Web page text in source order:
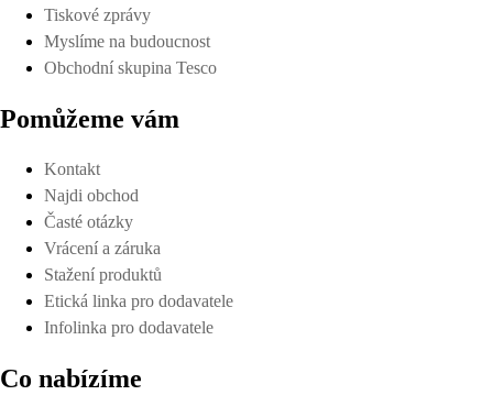
Tiskové zprávy
Myslíme na budoucnost
Obchodní skupina Tesco
Pomůžeme vám
Kontakt
Najdi obchod
Časté otázky
Vrácení a záruka
Stažení produktů
Etická linka pro dodavatele
Infolinka pro dodavatele
Co nabízíme